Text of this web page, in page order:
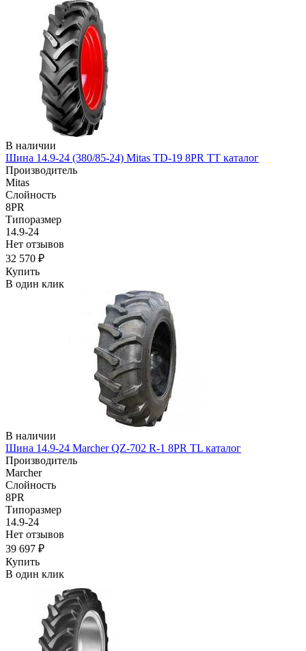
В наличии
Шина 14.9-24 (380/85-24) Mitas TD-19 8PR TT каталог
Производитель
Mitas
Слойность
8PR
Типоразмер
14.9-24
Нет отзывов
32 570 ₽
Купить
В один клик
В наличии
Шина 14.9-24 Marcher QZ-702 R-1 8PR TL каталог
Производитель
Marcher
Слойность
8PR
Типоразмер
14.9-24
Нет отзывов
39 697 ₽
Купить
В один клик